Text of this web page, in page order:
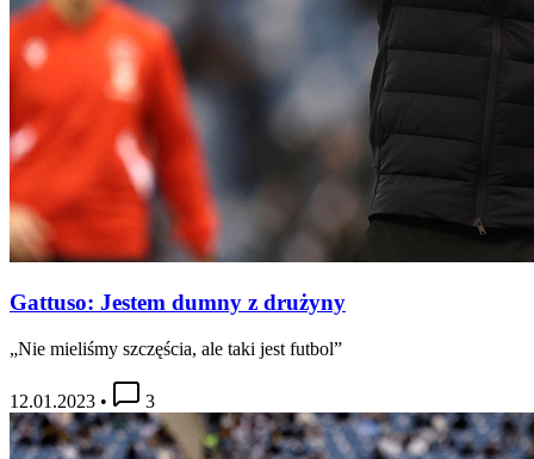
Gattuso: Jestem dumny z drużyny
„Nie mieliśmy szczęścia, ale taki jest futbol”
12.01.2023 • 3